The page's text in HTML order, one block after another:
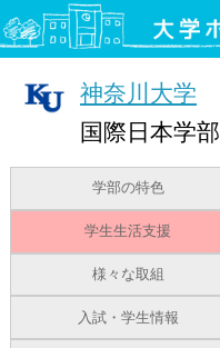
神奈川大学
国際日本学部
学部の特色
学生生活支援
様々な取組
入試・学生情報